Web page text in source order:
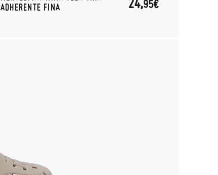
ADHERENTE FINA
95€